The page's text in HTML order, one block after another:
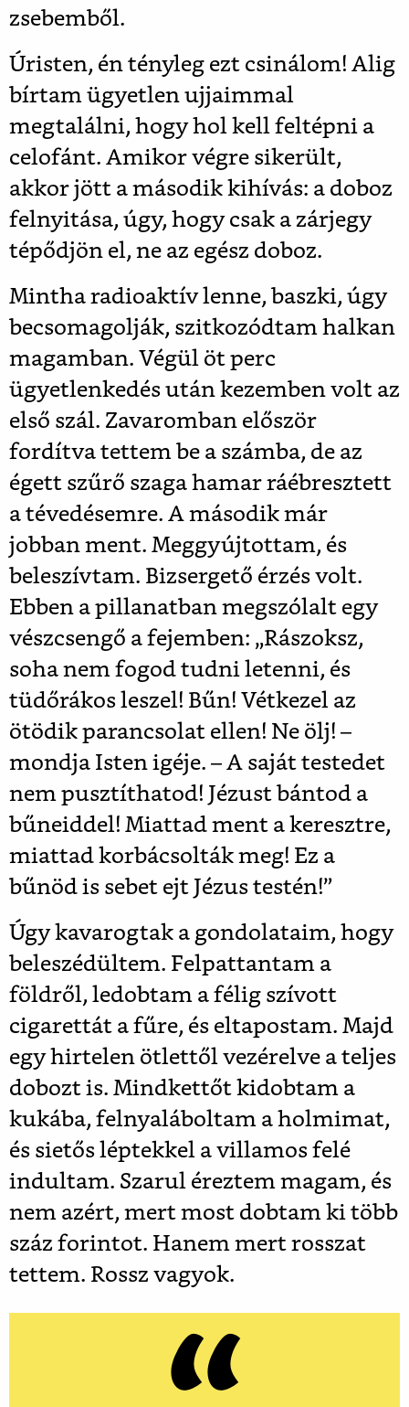
zsebemből.
Úristen, én tényleg ezt csinálom! Alig
bírtam ügyetlen ujjaimmal
megtalálni, hogy hol kell feltépni a
celofánt. Amikor végre sikerült,
akkor jött a második kihívás: a doboz
felnyitása, úgy, hogy csak a zárjegy
tépődjön el, ne az egész doboz.
Mintha radioaktív lenne, baszki, úgy
becsomagolják, szitkozódtam halkan
magamban. Végül öt perc
ügyetlenkedés után kezemben volt az
első szál. Zavaromban először
fordítva tettem be a számba, de az
égett szűrő szaga hamar ráébresztett
a tévedésemre. A második már
jobban ment. Meggyújtottam, és
beleszívtam. Bizsergető érzés volt.
Ebben a pillanatban megszólalt egy
vészcsengő a fejemben: „Rászoksz,
soha nem fogod tudni letenni, és
tüdőrákos leszel! Bűn! Vétkezel az
ötödik parancsolat ellen! Ne ölj! –
mondja Isten igéje. – A saját testedet
nem pusztíthatod! Jézust bántod a
bűneiddel! Miattad ment a keresztre,
miattad korbácsolták meg! Ez a
bűnöd is sebet ejt Jézus testén!”
Úgy kavarogtak a gondolataim, hogy
beleszédültem. Felpattantam a
földről, ledobtam a félig szívott
cigarettát a fűre, és eltapostam. Majd
egy hirtelen ötlettől vezérelve a teljes
dobozt is. Mindkettőt kidobtam a
kukába, felnyaláboltam a holmimat,
és sietős léptekkel a villamos felé
indultam. Szarul éreztem magam, és
nem azért, mert most dobtam ki több
száz forintot. Hanem mert rosszat
tettem. Rossz vagyok.